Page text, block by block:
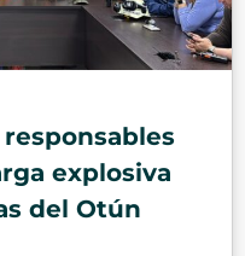
explosiva
del Otún